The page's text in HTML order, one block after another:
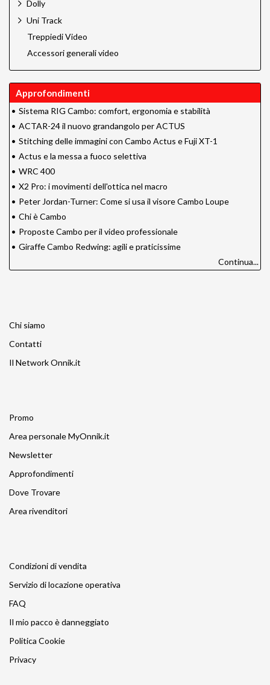
Dolly
Uni Track
Treppiedi Video
Accessori generali video
Approfondimenti
• Sistema RIG Cambo: comfort, ergonomia e stabilità
• ACTAR-24 il nuovo grandangolo per ACTUS
• Stitching delle immagini con Cambo Actus e Fuji XT-1
• Actus e la messa a fuoco selettiva
• WRC 400
• X2 Pro: i movimenti dell'ottica nel macro
• Peter Jordan-Turner: Come si usa il visore Cambo Loupe
• Chi è Cambo
• Proposte Cambo per il video professionale
• Giraffe Cambo Redwing: agili e praticissime
Continua...
Chi siamo
Contatti
Il Network Onnik.it
Promo
Area personale MyOnnik.it
Newsletter
Approfondimenti
Dove Trovare
Area rivenditori
Condizioni di vendita
Servizio di locazione operativa
FAQ
Il mio pacco è danneggiato
Politica Cookie
Privacy